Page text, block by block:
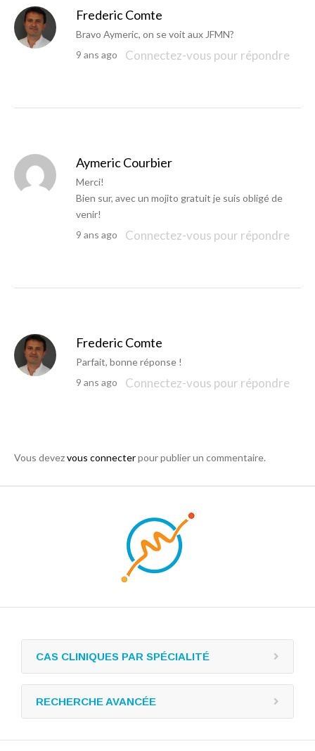
Frederic Comte
Bravo Aymeric, on se voit aux JFMN?
9 ans ago
Connectez-vous pour répondre
Aymeric Courbier
Merci!
Bien sur, avec un mojito gratuit je suis obligé de
venir!
9 ans ago
Connectez-vous pour répondre
Frederic Comte
Parfait, bonne réponse !
9 ans ago
Connectez-vous pour répondre
Vous devezvous connecterpour publier un commentaire.
CAS CLINIQUES PAR SPÉCIALITÉ
RECHERCHE AVANCÉE